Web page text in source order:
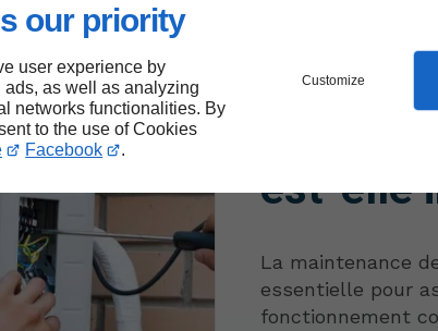
our priority
user experience by
as well as analyzing
networks functionalities. By
to the use of Cookies
Facebook .
Customize
est-elle
La maintenance
essentielle pour
fonctionnement